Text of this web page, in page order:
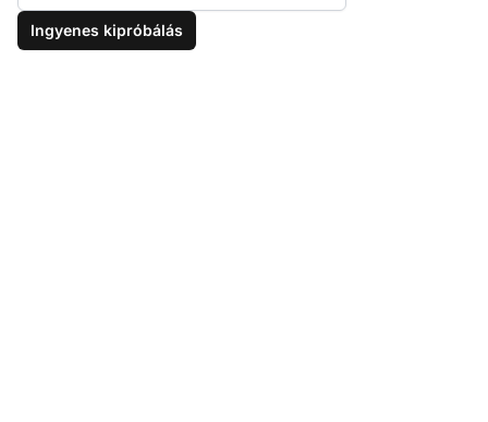
Ingyenes kipróbálás